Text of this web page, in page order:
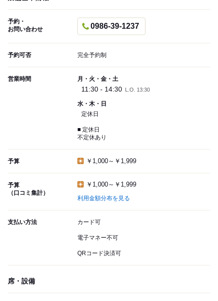
予約・
お問い合わせ
0986-39-1237
予約可否 完全予約制
営業時間 月・火・金・土
11:30 - 14:30 L.O. 13:30
水・木・日
定休日
■ 定休日
不定休あり
予算 ￥1,000～￥1,999
予算
（口コミ集計）
￥1,000～￥1,999
利用金額分布を見る
支払い方法 カード可
電子マネー不可
QRコード決済可
席・設備